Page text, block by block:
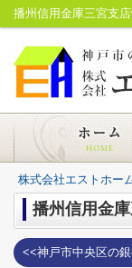
播州信用金庫三宮支
株式会社エストホー
播州信用金
<<神戸市中央区の